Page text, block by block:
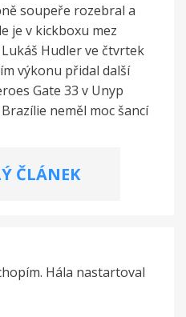
soupeře rozebral a
je v kickboxu mez
Hudler ve čtvrtek
výkonu přidal další
Gate 33 v Unyp
neměl moc šancí
ČLÁNEK
Hála nastartoval